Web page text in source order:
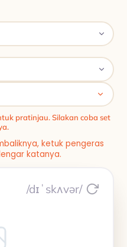
pratinjau. Silakan coba set
ketuk pengeras
katanya.
/dɪˈskʌvər/